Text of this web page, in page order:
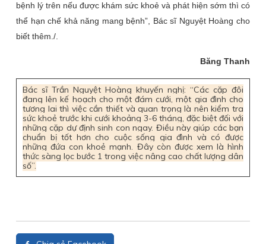
bệnh lý trên nếu được khám sức khoẻ và phát hiện sớm thì có
thể hạn chế khả năng mang bệnh”, Bác sĩ Nguyệt Hoàng cho
biết thêm./.
Băng Thanh
Bác sĩ Trần Nguyệt Hoàng khuyến nghị: “Các cặp đôi
đang lên kế hoạch cho một đám cưới, một gia đình cho
tương lai thì việc cần thiết và quan trọng là nên kiểm tra
sức khoẻ trước khi cưới khoảng 3-6 tháng, đặc biệt đối với
những cặp dự định sinh con ngay. Điều này giúp các bạn
chuẩn bị tốt hơn cho cuộc sống gia đình và có được
những đứa con khoẻ mạnh. Đây còn được xem là hình
thức sàng lọc bước 1 trong việc nâng cao chất lượng dân
số”.